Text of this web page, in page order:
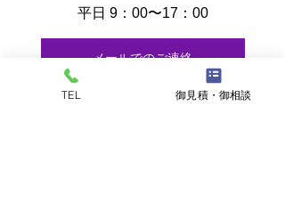
平日 9：00〜17：00
メールでのご連絡
設計・開発・ご予算など、どんな内容でもお気軽に
TEL 御見積・御相談